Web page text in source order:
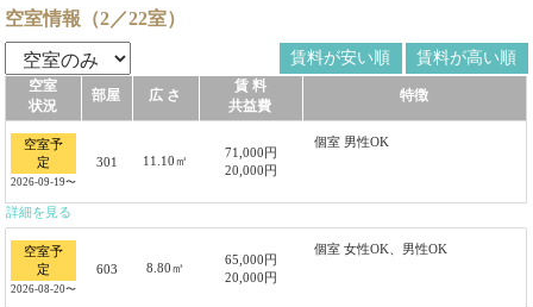
空室情報（2／22室）
賃料が安い順 賃料が高い順
空室
状況
部屋 広 さ
賃 料
共益費
特徴
空室予
定
2026-09-19〜
301 11.10㎡
71,000円
20,000円
個室 男性OK
詳細を見る
空室予
定
2026-08-20〜
603 8.80㎡
65,000円
20,000円
個室 女性OK、男性OK